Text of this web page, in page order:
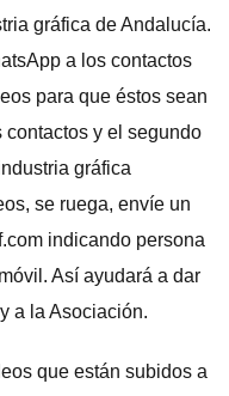
gráfica de Andalucía.
a los contactos
para que éstos sean
contactos y el segundo
gráfica
se ruega, envíe un
indicando persona
Así ayudará a dar
a la Asociación.
que están subidos a